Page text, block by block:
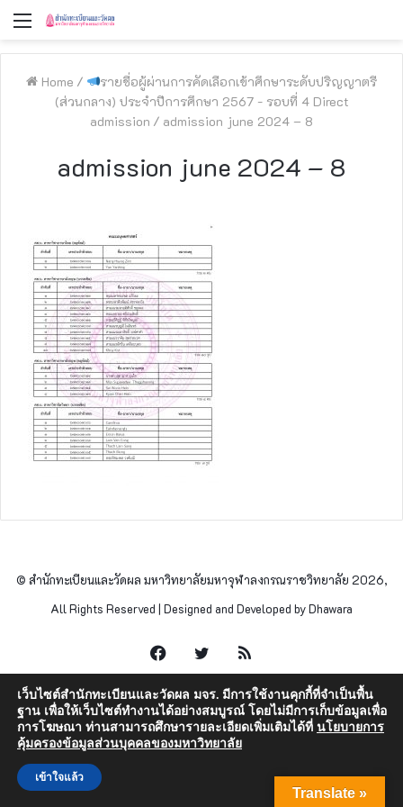
Menu
Home /
รายชื่อผู้ผ่านการคัดเลือกเข้าศึกษาระดับปริญญาตรี
(ส่วนกลาง) ประจำปีการศึกษา 2567 - รอบที่ 4 Direct
admission / admission june 2024 – 8
admission june 2024 – 8
© สำนักทะเบียนและวัดผล มหาวิทยาลัยมหาจุฬาลงกรณราชวิทยาลัย 2026,
All Rights Reserved | Designed and Developed by Dhawara
FacebookTwitter
Translate »
เว็บไซต์สำนักทะเบียนและวัดผล มจร. มีการใช้งานคุกกี้ที่จำเป็นพื้น
ฐาน เพื่อให้เว็บไซต์ทำงานได้อย่างสมบูรณ์ โดยไม่มีการเก็บข้อมูลเพื่อ
การโฆษณา ท่านสามารถศึกษารายละเอียดเพิ่มเติมได้ที่ นโยบายการ
คุ้มครองข้อมูลส่วนบุคคลของมหาวิทยาลัย
เข้าใจแล้ว